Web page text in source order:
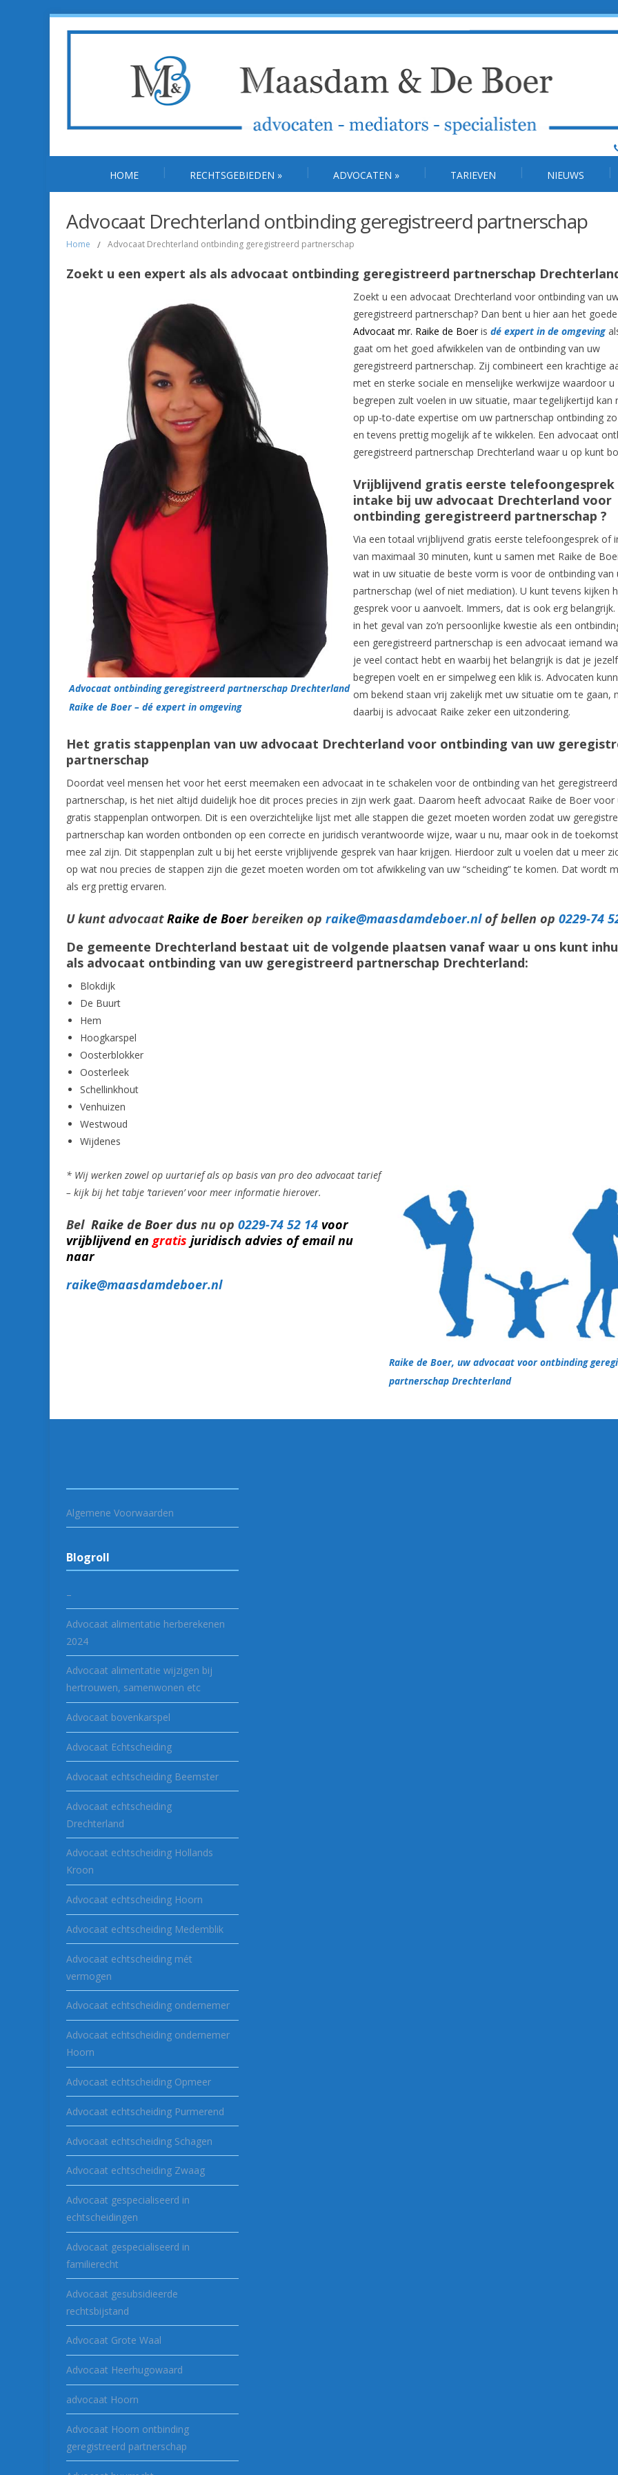
HOME RECHTSGEBIEDEN » ADVOCATEN » TARIEVEN NIEUWS
Advocaat Drechterland ontbinding geregistreerd partnerschap
Home / Advocaat Drechterland ontbinding geregistreerd partnerschap
Zoekt u een expert als als advocaat ontbinding geregistreerd partnerschap
Advocaat ontbinding geregistreerd partnerschap Drechterland
Raike de Boer – dé expert in omgeving
Zoekt u een advocaat Drechterland voor ontbinding van
geregistreerd partnerschap? Dan bent u hier aan het
Advocaat mr. Raike de Boeris dé expert in de omgeving
gaat om het goed afwikkelen van de ontbinding van uw
geregistreerd partnerschap. Zij combineert een krachtige
met en sterke sociale en menselijke werkwijze waardoor u
begrepen zult voelen in uw situatie, maar tegelijkertijd kan
op up-to-date expertise om uw partnerschap ontbinding
en tevens prettig mogelijk af te wikkelen. Een advocaat
geregistreerd partnerschap Drechterland waar u op kunt
Vrijblijvend gratis eerste
intake bij uw advocaat Drechterland voor
ontbinding geregistreerd partnerschap ?
Via een totaal vrijblijvend gratis eerste telefoongesprek of
van maximaal 30 minuten, kunt u samen met Raike de
wat in uw situatie de beste vorm is voor de ontbinding van
partnerschap (wel of niet mediation). U kunt tevens kijken
gesprek voor u aanvoelt. Immers, dat is ook erg belangrijk.
in het geval van zo’n persoonlijke kwestie als een
een geregistreerd partnerschap is een advocaat iemand
je veel contact hebt en waarbij het belangrijk is dat je jezelf
begrepen voelt en er simpelweg een klik is. Advocaten
om bekend staan vrij zakelijk met uw situatie om te gaan,
daarbij is advocaat Raike zeker een uitzondering.
Het gratis stappenplan van uw advocaat Drechterland voor ontbinding van uw
partnerschap
Doordat veel mensen het voor het eerst meemaken een advocaat in te schakelen voor de ontbinding van het geregistreerd
partnerschap, is het niet altijd duidelijk hoe dit proces precies in zijn werk gaat. Daarom heeft advocaat Raike de Boer voor
gratis stappenplan ontworpen. Dit is een overzichtelijke lijst met alle stappen die gezet moeten worden zodat uw
partnerschap kan worden ontbonden op een correcte en juridisch verantwoorde wijze, waar u nu, maar ook in de
mee zal zijn. Dit stappenplan zult u bij het eerste vrijblijvende gesprek van haar krijgen. Hierdoor zult u voelen dat u meer
op wat nou precies de stappen zijn die gezet moeten worden om tot afwikkeling van uw “scheiding” te komen. Dat wordt
als erg prettig ervaren.
U kunt advocaatRaike de Boerbereiken op raike@maasdamdeboer.nl of bellen op 0229-74
De gemeente Drechterland bestaat uit de volgende plaatsen vanaf waar u ons kunt
als advocaat ontbinding van uw geregistreerd partnerschap Drechterland:
Blokdijk
De Buurt
Hem
Hoogkarspel
Oosterblokker
Oosterleek
Schellinkhout
Venhuizen
Westwoud
Wijdenes
Raike de Boer, uw advocaat voor ontbinding
partnerschap Drechterland
* Wij werken zowel op uurtarief als op basis van pro deo advocaat tarief
– kijk bij het tabje ’tarieven’ voor meer informatie hierover.
Bel Raike de Boer dus nu op 0229-74 52 14 voor
vrijblijvend en gratis juridisch advies of email nu
naar
raike@maasdamdeboer.nl
Algemene Voorwaarden
Blogroll
–
Advocaat alimentatie herberekenen
2024
Advocaat alimentatie wijzigen bij
hertrouwen, samenwonen etc
Advocaat bovenkarspel
Advocaat Echtscheiding
Advocaat echtscheiding Beemster
Advocaat echtscheiding
Drechterland
Advocaat echtscheiding Hollands
Kroon
Advocaat echtscheiding Hoorn
Advocaat echtscheiding Medemblik
Advocaat echtscheiding mét
vermogen
Advocaat echtscheiding ondernemer
Advocaat echtscheiding ondernemer
Hoorn
Advocaat echtscheiding Opmeer
Advocaat echtscheiding Purmerend
Advocaat echtscheiding Schagen
Advocaat echtscheiding Zwaag
Advocaat gespecialiseerd in
echtscheidingen
Advocaat gespecialiseerd in
familierecht
Advocaat gesubsidieerde
rechtsbijstand
Advocaat Grote Waal
Advocaat Heerhugowaard
advocaat Hoorn
Advocaat Hoorn ontbinding
geregistreerd partnerschap